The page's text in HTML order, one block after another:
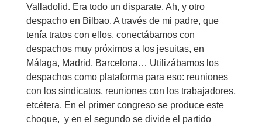
Valladolid. Era todo un disparate. Ah, y otro
despacho en Bilbao. A través de mi padre, que
tenía tratos con ellos, conectábamos con
despachos muy próximos a los jesuitas, en
Málaga, Madrid, Barcelona… Utilizábamos los
despachos como plataforma para eso: reuniones
con los sindicatos, reuniones con los trabajadores,
etcétera. En el primer congreso se produce este
choque, y en el segundo se divide el partido